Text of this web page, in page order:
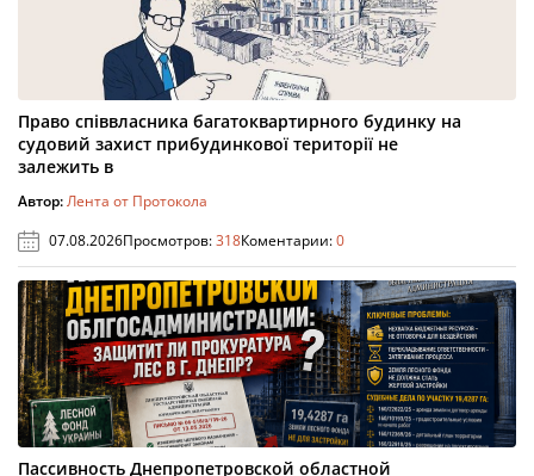
Право співвласника багатоквартирного будинку на
судовий захист прибудинкової території не
залежить в
Автор:Лента от Протокола
07.08.2026Просмотров:318Коментарии:0
Пассивность Днепропетровской областной